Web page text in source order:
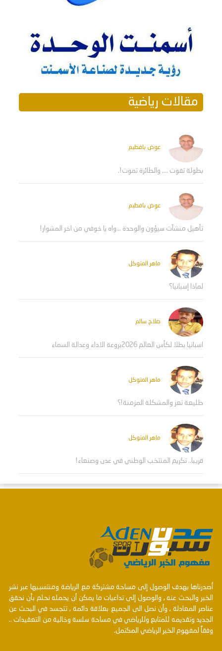
مقالات رياضية
عوض بافطيم
بطولة تفوت .... والطائرة تموت!.
عوض بافطيم
تأهيل منشآت سيؤون والوحدة ...واه يا خوفي من اخر المشوار!
ماهر المتوكل
لماذا إسبانيا؟
صلاح سالم
اسبانيا بطلا لكأس العالم 2026بروعة الاداء وعدالة السماء
ماهر المتوكل
طليعة تعز والمشكلة المزمنة!؟
ماهر المتوكل
قريبا.. تكريم المنتخب الوطني في عدن وصنعاء!
أصدرناها بهدف الوصول إلى مساحة مشتركة مع الرياضة ومنتسبيها عبر نشر
الخبر والبحث عنه , والوصول إلى تداعيات ما يمكن أن يحمله نحلم بأن نحقق
عناصر المعادلة , وأن نصل الى الجميع بعلاقة دائمة , تتجسد في البحث عن
الجديد وتقديمه للمتابع وللرياضي في مساحة سلسة وخالية من التعقيدات ..
وفقاً لمفهوم الخبر الرياضي المكتمل.